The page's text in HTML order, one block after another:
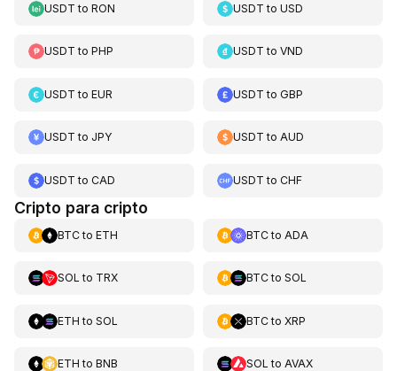
USDT to RON USDT toUSD
USDT to PHP USDT toVND
USDT to EUR USDT toGBP
USDT to JPY USDT toAUD
USDT to CAD USDT toCHF
Cripto para cripto
BTCto ETH BTCto ADA
SOL to TRX BTCto SOL
ETH to SOL BTCto XRP
ETH to BNB SOL to AVAX